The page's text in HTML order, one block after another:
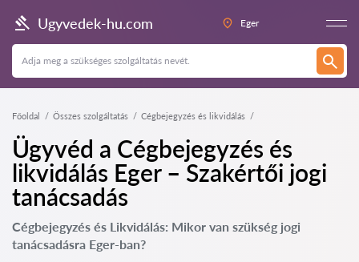
Ugyvedek-hu.com Eger
Főoldal Összes szolgáltatás Cégbejegyzés és likvidálás
Ügyvéd a Cégbejegyzés és
likvidálás Eger – Szakértői jogi
tanácsadás
Cégbejegyzés és Likvidálás: Mikor van szükség jogi
tanácsadásra Eger-ban?